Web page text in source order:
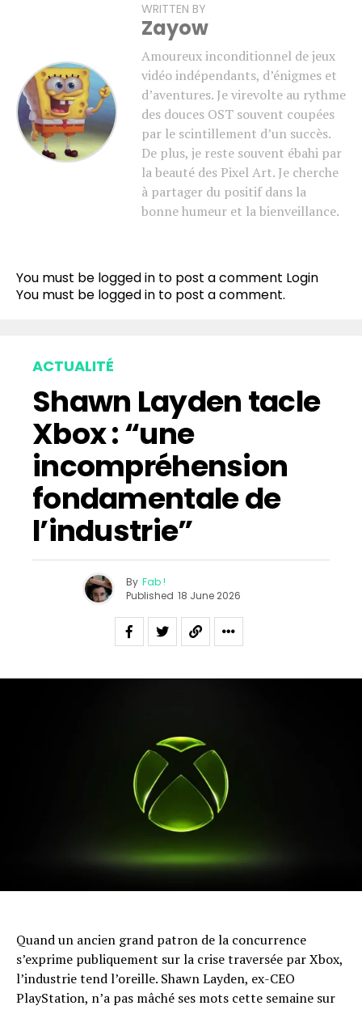
WRITTEN BY
Zayow
Amoureux inconditionnel de jeux
vidéo indépendants, d’énigmes et
d’aventures. Je virevolte au rythme
des douces OST souvent coupées
par le scintillement d’un succès.
De plus, je reste souvent ébahi par
la beauté des Pixel Art. Je cherche
à partager du positif dans la
bonne humeur et la bienveillance.
You must be logged in to post a comment Login
You must be logged in to post a comment.
ACTUALITÉ
Shawn Layden tacle
Xbox : “une
incompréhension
fondamentale de
l’industrie”
By Fab !
Published 18 June 2026
Quand un ancien grand patron de la concurrence
s’exprime publiquement sur la crise traversée par Xbox,
l’industrie tend l’oreille. Shawn Layden, ex-CEO
PlayStation, n’a pas mâché ses mots cette semaine sur